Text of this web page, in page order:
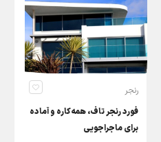
رنجر
فورد رنجر تاف، همه‌کاره و آماده
برای ماجراجویی